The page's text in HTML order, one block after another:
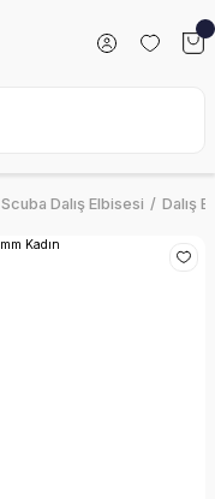
Scuba Dalış Elbisesi Dalış